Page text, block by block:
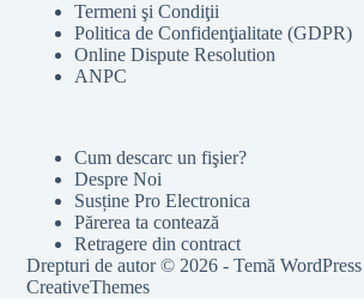
Termeni şi Condiţii
Politica de Confidenţialitate (GDPR)
Online Dispute Resolution
ANPC
Cum descarc un fişier?
Despre Noi
Susține Pro Electronica
Părerea ta contează
Retragere din contract
Drepturi de autor © 2026 - Temă
CreativeThemes